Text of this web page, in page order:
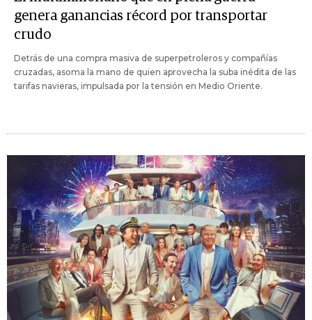
genera ganancias récord por transportar
crudo
Detrás de una compra masiva de superpetroleros y compañías
cruzadas, asoma la mano de quien aprovecha la suba inédita de las
tarifas navieras, impulsada por la tensión en Medio Oriente.